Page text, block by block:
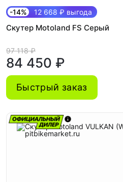
-14% 12 668 ₽ выгода
Скутер Motoland FS Серый
97 118 ₽
84 450 ₽
Быстрый заказ